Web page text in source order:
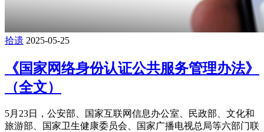
拾遗 2025-05-25
《国家网络身份认证公共服务管理办法》
（全文）
5月23日，公安部、国家互联网信息办公室、民政部、文化和
旅游部、国家卫生健康委员会、国家广播电视总局等六部门联